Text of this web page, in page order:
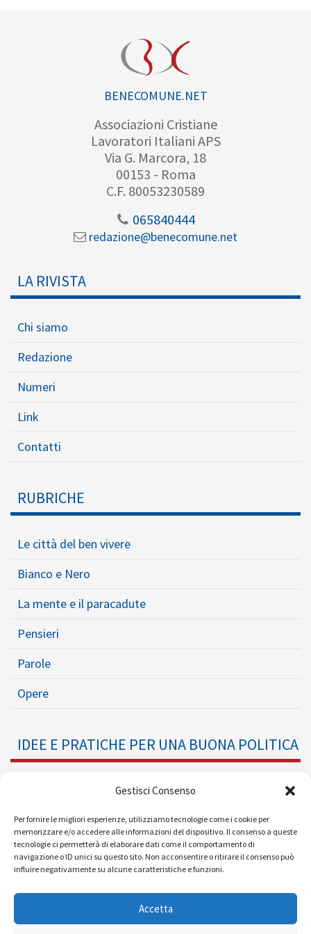
Gestisci Consenso
Per fornire le migliori esperienze, utilizziamo tecnologie come i cookie per
memorizzare e/o accedere alle informazioni del dispositivo. Il consenso a queste
tecnologie ci permetterà di elaborare dati come il comportamento di
navigazione o ID unici su questo sito. Non acconsentire o ritirare il consenso può
influire negativamente su alcune caratteristiche e funzioni.
Accetta
BENECOMUNE.NET
Associazioni Cristiane
Lavoratori Italiani APS
Via G. Marcora, 18
00153 - Roma
C.F. 80053230589
065840444
redazione@benecomune.net
LA RIVISTA
Chi siamo
Redazione
Numeri
Link
Contatti
RUBRICHE
Le città del ben vivere
Bianco e Nero
La mente e il paracadute
Pensieri
Parole
Opere
IDEE E PRATICHE PER UNA BUONA POLITICA
Formazione Politica
Eventi